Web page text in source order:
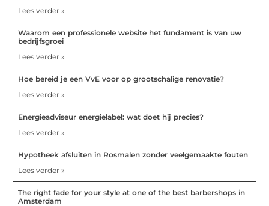
Lees verder »
Waarom een professionele website het fundament is van uw
bedrijfsgroei
Lees verder »
Hoe bereid je een VvE voor op grootschalige renovatie?
Lees verder »
Energieadviseur energielabel: wat doet hij precies?
Lees verder »
Hypotheek afsluiten in Rosmalen zonder veelgemaakte fouten
Lees verder »
The right fade for your style at one of the best barbershops in
Amsterdam